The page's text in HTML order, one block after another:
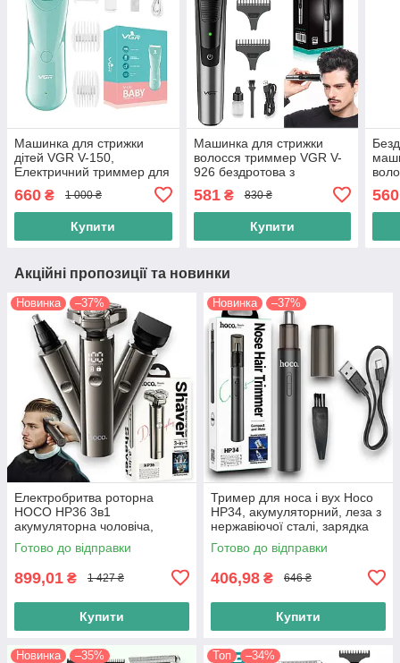
Машинка для стрижки
дітей VGR V-150,
Електричний триммер для
машинка для стрижки
660 ₴ 1 000 ₴
Купити
Машинка для стрижки
волосся триммер VGR V-
926 бездротова з
голови та тіла
581₴ 830 ₴
Купити
560
Акційні пропозиції та новинки
Новинка –37%
Електробритва роторна
HOCO HP36 3в1
акумуляторна чоловіча,
електрична бритва з
тримером для носа і вух та
Готово до відправки
899,01 ₴ 1 427 ₴
Купити
Новинка –37%
Тример для носа і вух Hoco
HP34, акумуляторний, леза з
нержавіючої сталі, зарядка
Type-C, чорний
Готово до відправки
406,98 ₴ 646 ₴
Купити
Новинка –35% Топ –34%